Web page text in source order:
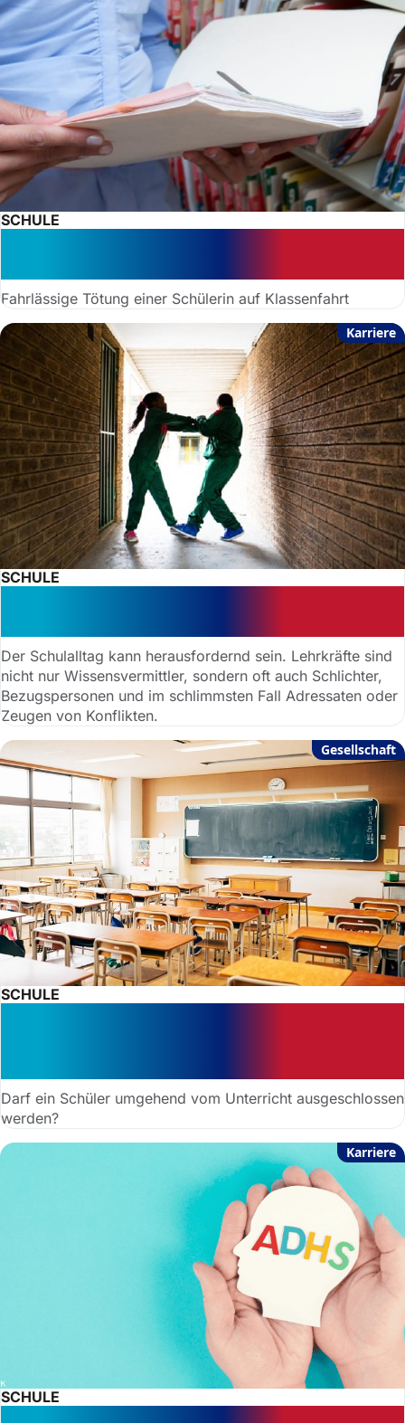
SCHULE
Fahrlässige Tötung einer Schülerin auf Klassenfahrt
Karriere
SCHULE
Der Schulalltag kann herausfordernd sein. Lehrkräfte sind
nicht nur Wissensvermittler, sondern oft auch Schlichter,
Bezugspersonen und im schlimmsten Fall Adressaten oder
Zeugen von Konflikten.
Gesellschaft
SCHULE
Darf ein Schüler umgehend vom Unterricht ausgeschlossen
werden?
Karriere
SCHULE